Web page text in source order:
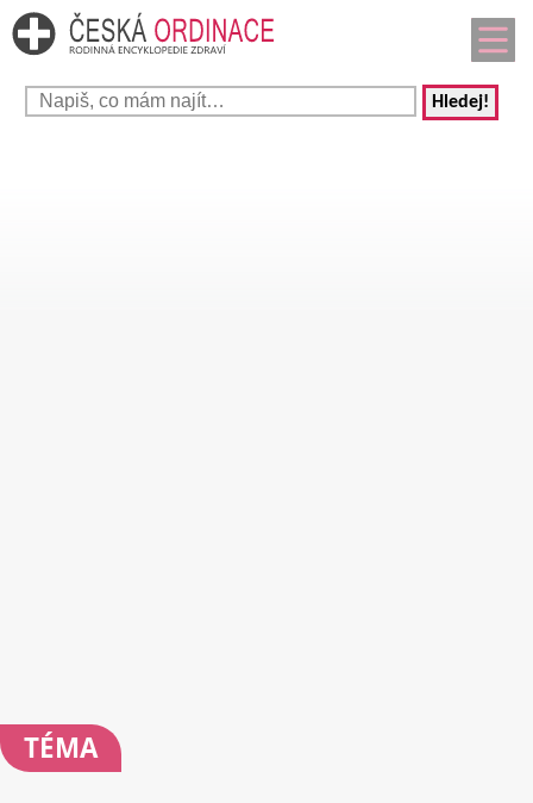
Hledej!
TÉMA